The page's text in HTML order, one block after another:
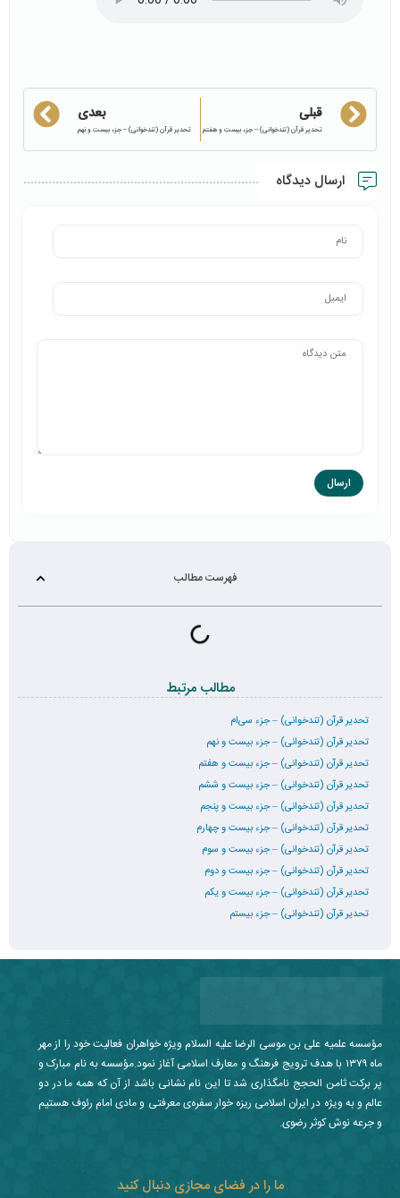
قبلی
تحدیر قرآن (تندخوانی) – جزء بیست و هفتم
بعدی
تحدیر قرآن (تندخوانی) – جزء بیست و نهم
ارسال دیدگاه
فهرست مطالب
مطالب مرتبط
تحدیر قرآن (تندخوانی) – جزء سی‌ام
تحدیر قرآن (تندخوانی) – جزء بیست و نهم
تحدیر قرآن (تندخوانی) – جزء بیست و هفتم
تحدیر قرآن (تندخوانی) – جزء بیست و ششم
تحدیر قرآن (تندخوانی) – جزء بیست و پنجم
تحدیر قرآن (تندخوانی) – جزء بیست و چهارم
تحدیر قرآن (تندخوانی) – جزء بیست و سوم
تحدیر قرآن (تندخوانی) – جزء بیست و دوم
تحدیر قرآن (تندخوانی) – جزء بیست و یکم
تحدیر قرآن (تندخوانی) – جزء بیستم
ما را در فضای مجازی دنبال کنید
مؤسسه علمیه علی بن موسی الرضا علیه السلام ویژه خواهران فعالیت خود را از مهر
ماه ۱۳۷۹ با هدف ترویج فرهنگ و معارف اسلامی آغاز نمود.مؤسسه به نام مبارک و
پر برکت ثامن الحجج نامگذاری شد تا این نام نشانی باشد از آن که همه ما در دو
عالم و به ویژه در ایران اسلامی ریزه خوار سفره‌ی معرفتی و مادی امام رئوف هستیم
و جرعه نوش کوثر رضوی.